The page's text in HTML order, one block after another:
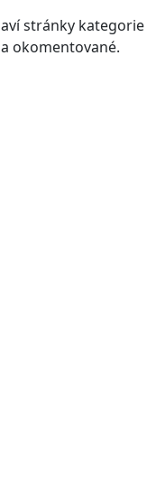
stránky
okomentované.